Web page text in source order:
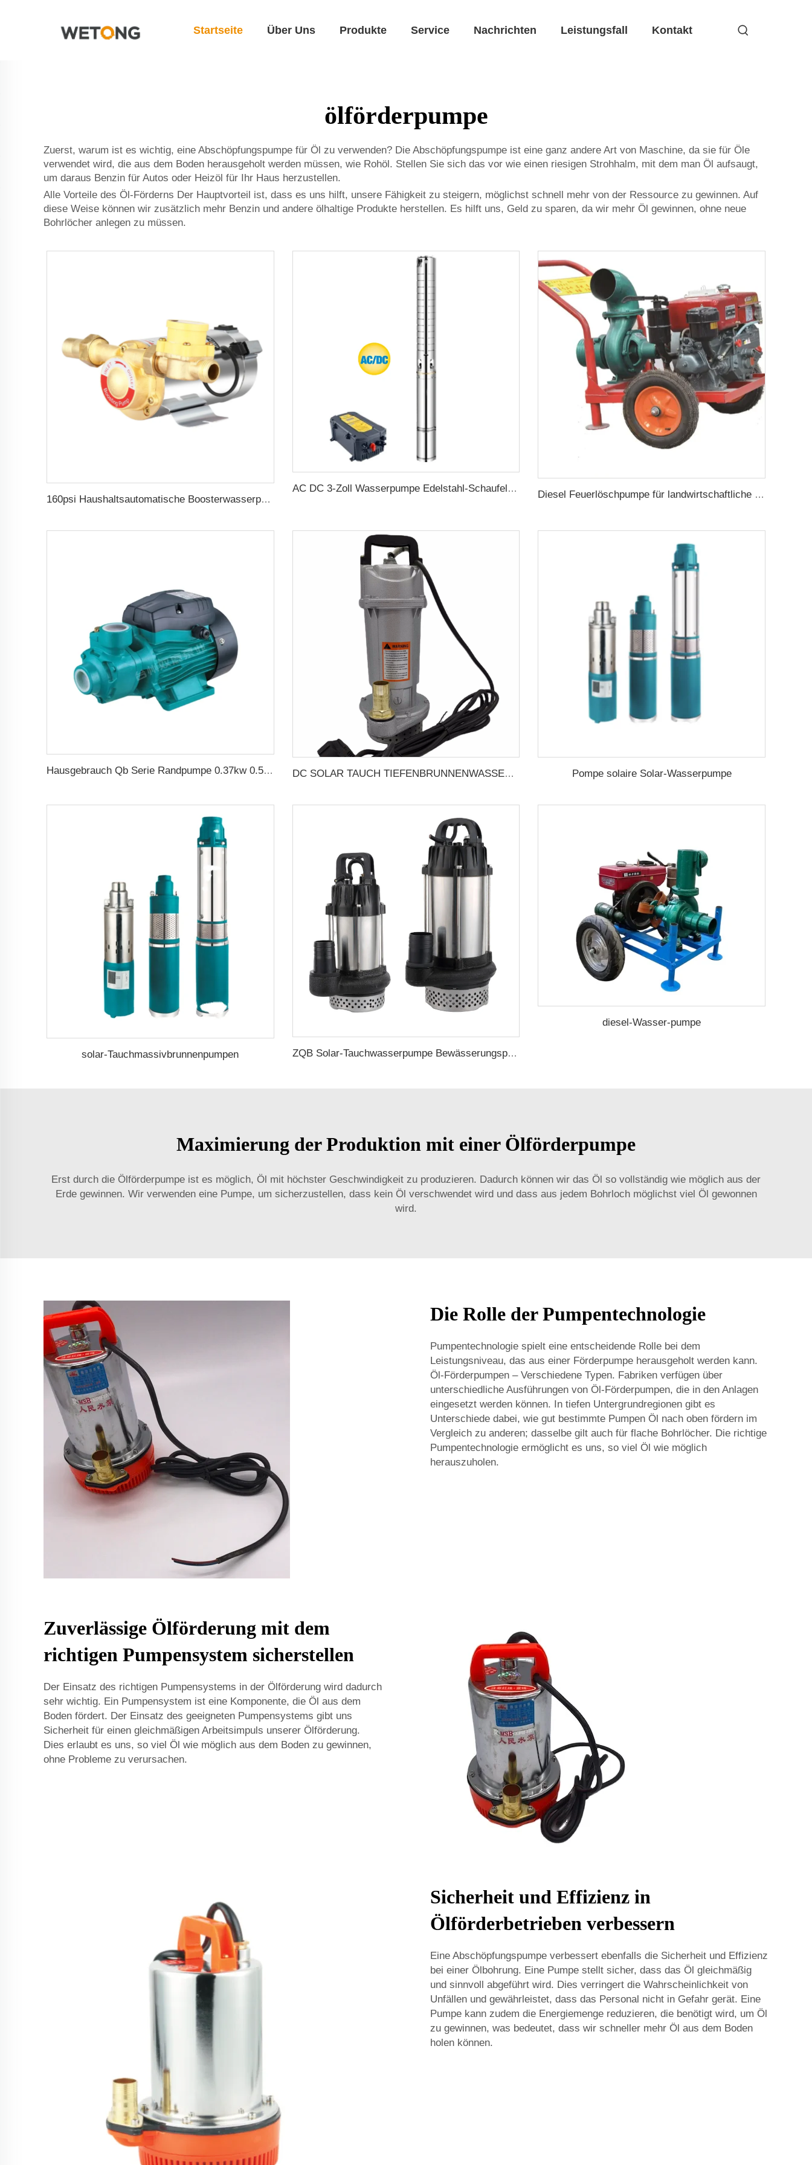
Startseite Über Uns Produkte Service Nachrichten Leistungsfall Kontakt
ölförderpumpe
Zuerst, warum ist es wichtig, eine Abschöpfungspumpe für Öl zu verwenden? Die Abschöpfungspumpe ist eine ganz andere Art von Maschine, da sie für Öle
verwendet wird, die aus dem Boden herausgeholt werden müssen, wie Rohöl. Stellen Sie sich das vor wie einen riesigen Strohhalm, mit dem man Öl aufsaugt,
um daraus Benzin für Autos oder Heizöl für Ihr Haus herzustellen.
Alle Vorteile des Öl-Förderns Der Hauptvorteil ist, dass es uns hilft, unsere Fähigkeit zu steigern, möglichst schnell mehr von der Ressource zu gewinnen. Auf
diese Weise können wir zusätzlich mehr Benzin und andere ölhaltige Produkte herstellen. Es hilft uns, Geld zu sparen, da wir mehr Öl gewinnen, ohne neue
Bohrlöcher anlegen zu müssen.
160psi Haushaltsautomatische Boosterwasserpumpe
AC DC 3-Zoll Wasserpumpe Edelstahl-Schaufel Solar Wasserpumpe für Landwirtschaft
Diesel Feuerlöschpumpe für landwirtschaftliche Bewässerung
Hausgebrauch Qb Serie Randpumpe 0.37kw 0.5ps Qb60 Elektrische Wirbelpumpe Preis DC SOLAR TAUCH TIEFENBRUNNENWASSERPUMP Pompe solaire Solar-Wasserpumpe
solar-Tauchmassivbrunnenpumpen ZQB Solar-Tauchwasserpumpe Bewässerungspumpe
diesel-Wasser-pumpe
Maximierung der Produktion mit einer Ölförderpumpe
Erst durch die Ölförderpumpe ist es möglich, Öl mit höchster Geschwindigkeit zu produzieren. Dadurch können wir das Öl so vollständig wie möglich aus der
Erde gewinnen. Wir verwenden eine Pumpe, um sicherzustellen, dass kein Öl verschwendet wird und dass aus jedem Bohrloch möglichst viel Öl gewonnen
wird.
Die Rolle der Pumpentechnologie
Pumpentechnologie spielt eine entscheidende Rolle bei dem
Leistungsniveau, das aus einer Förderpumpe herausgeholt werden kann.
Öl-Förderpumpen – Verschiedene Typen. Fabriken verfügen über
unterschiedliche Ausführungen von Öl-Förderpumpen, die in den Anlagen
eingesetzt werden können. In tiefen Untergrundregionen gibt es
Unterschiede dabei, wie gut bestimmte Pumpen Öl nach oben fördern im
Vergleich zu anderen; dasselbe gilt auch für flache Bohrlöcher. Die richtige
Pumpentechnologie ermöglicht es uns, so viel Öl wie möglich
herauszuholen.
Zuverlässige Ölförderung mit dem
richtigen Pumpensystem sicherstellen
Der Einsatz des richtigen Pumpensystems in der Ölförderung wird dadurch
sehr wichtig. Ein Pumpensystem ist eine Komponente, die Öl aus dem
Boden fördert. Der Einsatz des geeigneten Pumpensystems gibt uns
Sicherheit für einen gleichmäßigen Arbeitsimpuls unserer Ölförderung.
Dies erlaubt es uns, so viel Öl wie möglich aus dem Boden zu gewinnen,
ohne Probleme zu verursachen.
Sicherheit und Effizienz in
Ölförderbetrieben verbessern
Eine Abschöpfungspumpe verbessert ebenfalls die Sicherheit und Effizienz
bei einer Ölbohrung. Eine Pumpe stellt sicher, dass das Öl gleichmäßig
und sinnvoll abgeführt wird. Dies verringert die Wahrscheinlichkeit von
Unfällen und gewährleistet, dass das Personal nicht in Gefahr gerät. Eine
Pumpe kann zudem die Energiemenge reduzieren, die benötigt wird, um Öl
zu gewinnen, was bedeutet, dass wir schneller mehr Öl aus dem Boden
holen können.